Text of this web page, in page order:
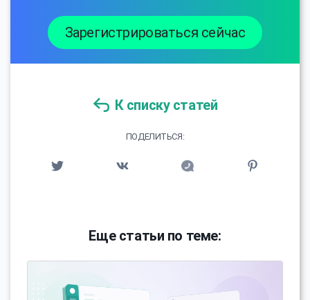
Зарегистрироваться сейчас
К списку статей
ПОДЕЛИТЬСЯ:
Еще статьи по теме: